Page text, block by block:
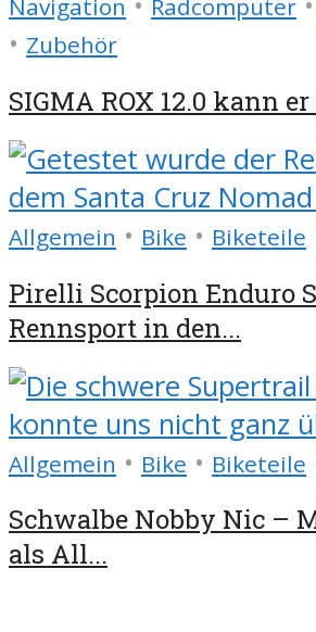
Navigation Radcomputer
• Zubehör
SIGMA ROX 12.0 kann
Allgemein • Bike • Biketeile
Pirelli Scorpion Enduro
Rennsport in den...
Allgemein • Bike • Biketeile
Schwalbe Nobby Nic –
als All...